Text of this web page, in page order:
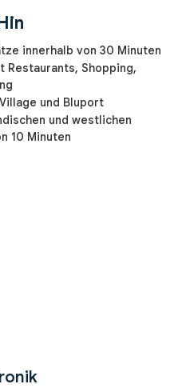
innerhalb von 30 Minuten
Restaurants, Shopping,
und Bluport
und westlichen
10 Minuten